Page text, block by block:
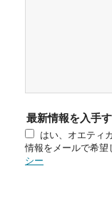
最新情報を入手
はい、オエティ
情報をメールで希望
シー